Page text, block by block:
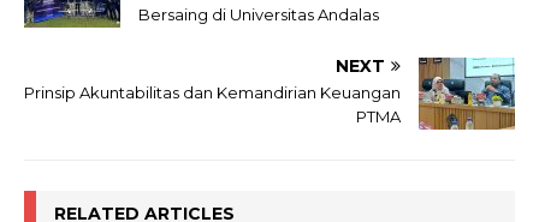
Bersaing di Universitas Andalas
NEXT
Prinsip Akuntabilitas dan Kemandirian Keuangan
PTMA
RELATED ARTICLES